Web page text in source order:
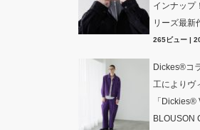
インナップ
リーズ最新
265ビュー|
Dickes®コ
工によりヴ
「Dickies®
BLOUSON